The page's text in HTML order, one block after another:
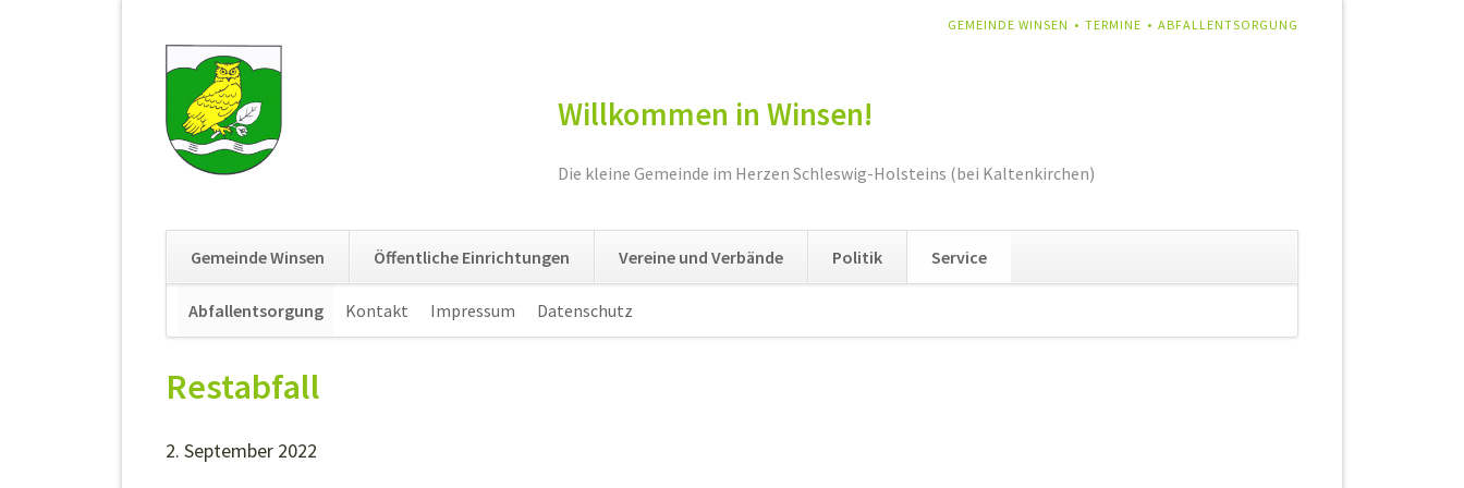
NAVIGATION
GEMEINDE WINSEN TERMINE ABFALLENTSORGUNG
Willkommen in Winsen!
Die kleine Gemeinde im Herzen Schleswig-Holsteins (bei Kaltenkirchen)
überspringen
Gemeinde Winsen Öffentliche Einrichtungen Vereine und Verbände Politik Service
überspringen
Abfallentsorgung Kontakt Impressum Datenschutz
Restabfall
2. September 2022